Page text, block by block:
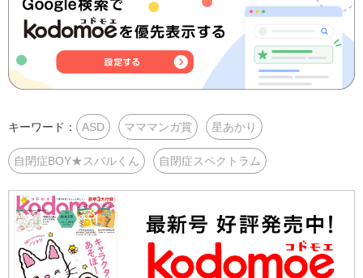
キーワード： ASD マママンガ賞 星あかり
自閉症BOY★スバルくん 自閉症スペクトラム